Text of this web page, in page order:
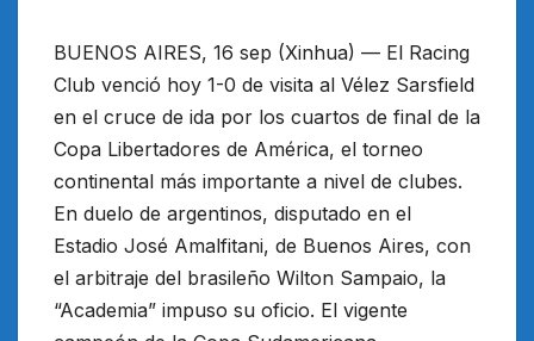
BUENOS AIRES, 16 sep (Xinhua) — El Racing
Club venció hoy 1-0 de visita al Vélez Sarsfield
en el cruce de ida por los cuartos de final de la
Copa Libertadores de América, el torneo
continental más importante a nivel de clubes.
En duelo de argentinos, disputado en el
Estadio José Amalfitani, de Buenos Aires, con
el arbitraje del brasileño Wilton Sampaio, la
“Academia” impuso su oficio. El vigente